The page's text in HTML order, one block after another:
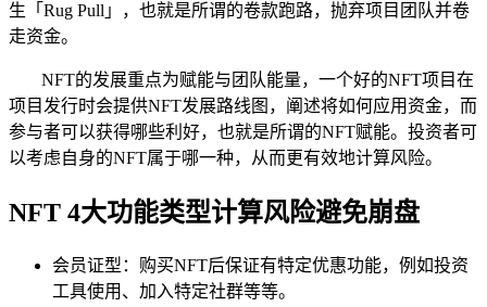
生「Rug Pull」，也就是所谓的卷款跑路，抛弃项目团队并卷
走资金。
NFT的发展重点为赋能与团队能量，一个好的NFT项目在
项目发行时会提供NFT发展路线图，阐述将如何应用资金，而
参与者可以获得哪些利好，也就是所谓的NFT赋能。投资者可
以考虑自身的NFT属于哪一种，从而更有效地计算风险。
NFT 4大功能类型计算风险避免崩盘
会员证型：购买NFT后保证有特定优惠功能，例如投资
工具使用、加入特定社群等等。